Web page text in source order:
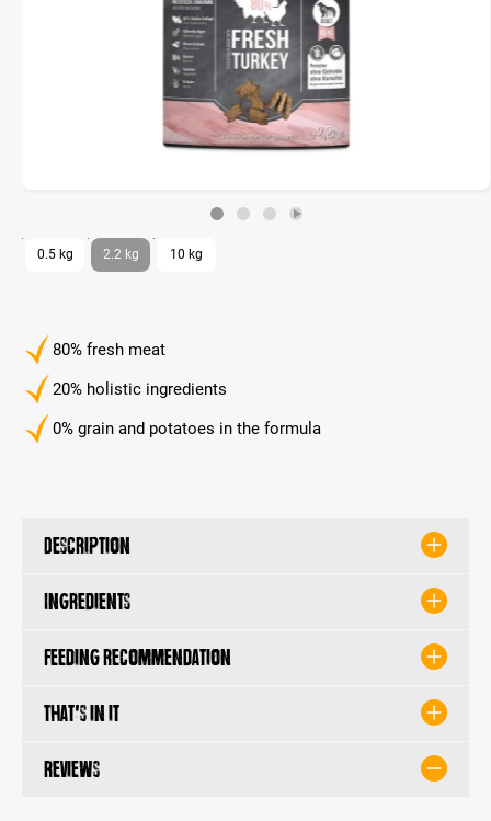
80% fresh meat
20% holistic ingredients
0% grain and potatoes in the formula
0.5 kg 2.2 kg 10 kg
Description
Ingredients
Feeding recommendation
That's in it
Reviews